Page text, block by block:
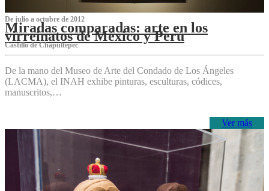
De julio a octubre de 2012
Miradas comparadas: arte en los
virreinatos de México y Perú
Castillo de Chapultepec
De la mano del Museo de Arte del Condado de Los Ángeles
(LACMA), el INAH exhibe pinturas, esculturas, códices,
manuscritos,…
Ver más